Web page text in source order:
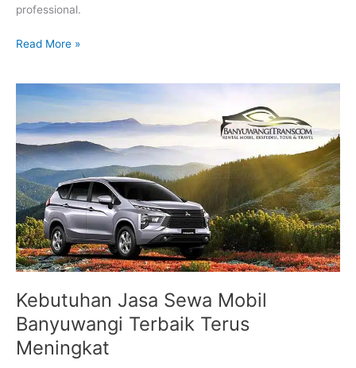
professional.
Read More »
Kebutuhan Jasa Sewa Mobil
Banyuwangi Terbaik Terus
Meningkat
Sewa
Mobil
Banyuwangi
Terbaik
Terus
Meningkat